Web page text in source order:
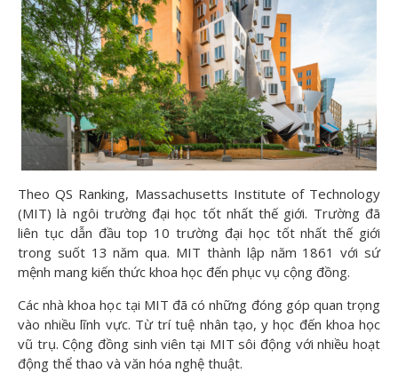
Theo QS Ranking, Massachusetts Institute of Technology
(MIT) là ngôi trường đại học tốt nhất thế giới. Trường đã
liên tục dẫn đầu top 10 trường đại học tốt nhất thế giới
trong suốt 13 năm qua. MIT thành lập năm 1861 với sứ
mệnh mang kiến thức khoa học đến phục vụ cộng đồng.
Các nhà khoa học tại MIT đã có những đóng góp quan trọng
vào nhiều lĩnh vực. Từ trí tuệ nhân tạo, y học đến khoa học
vũ trụ. Cộng đồng sinh viên tại MIT sôi động với nhiều hoạt
động thể thao và văn hóa nghệ thuật.